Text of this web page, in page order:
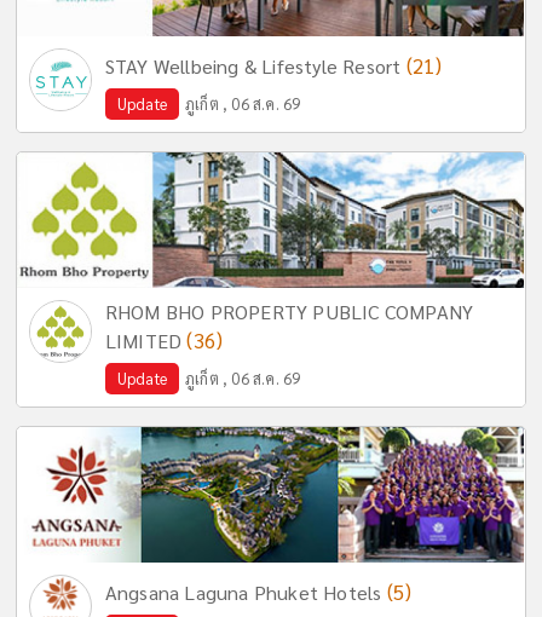
STAY Wellbeing & Lifestyle Resort (21)
Update ภูเก็ต , 06 ส.ค. 69
RHOM BHO PROPERTY PUBLIC COMPANY
LIMITED(36)
Update ภูเก็ต , 06 ส.ค. 69
Angsana Laguna Phuket Hotels (5)